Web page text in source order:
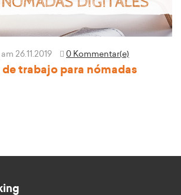
am 26.11.2019 0 Kommentar(e)
trabajo para nómadas